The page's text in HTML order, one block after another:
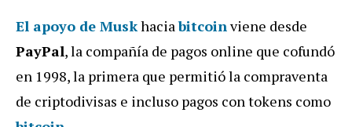
El apoyo de Muskhaciabitcoinviene desde
PayPal, la compañía de pagos online que cofundó
en 1998, la primera que permitió la compraventa
de criptodivisas e incluso pagos con tokens como